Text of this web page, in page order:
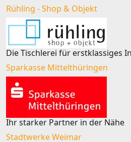
Rühling - Shop & Objekt
Die Tischlerei für erstklassiges
Sparkasse Mittelthüringen
Ihr starker Partner in der Nähe
Stadtwerke Weimar